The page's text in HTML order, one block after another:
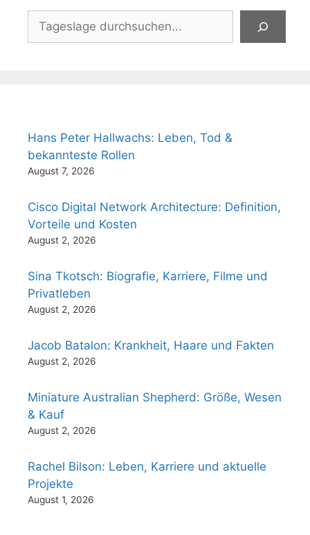
Suchen
Hans Peter Hallwachs: Leben, Tod &
bekannteste Rollen
August 7, 2026
Cisco Digital Network Architecture: Definition,
Vorteile und Kosten
August 2, 2026
Sina Tkotsch: Biografie, Karriere, Filme und
Privatleben
August 2, 2026
Jacob Batalon: Krankheit, Haare und Fakten
August 2, 2026
Miniature Australian Shepherd: Größe, Wesen
& Kauf
August 2, 2026
Rachel Bilson: Leben, Karriere und aktuelle
Projekte
August 1, 2026